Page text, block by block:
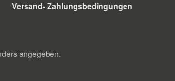
Versand- Zahlungsbedingungen
angegeben.